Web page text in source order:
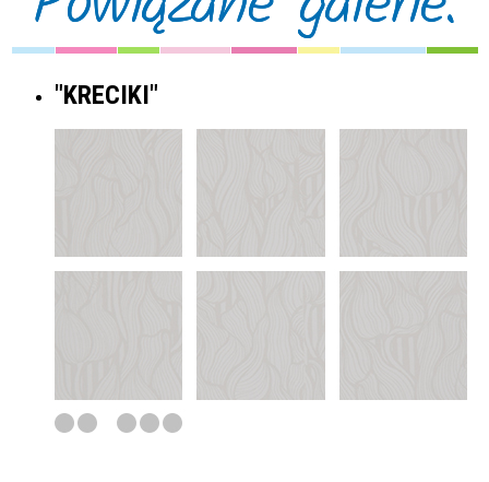
"KRECIKI"